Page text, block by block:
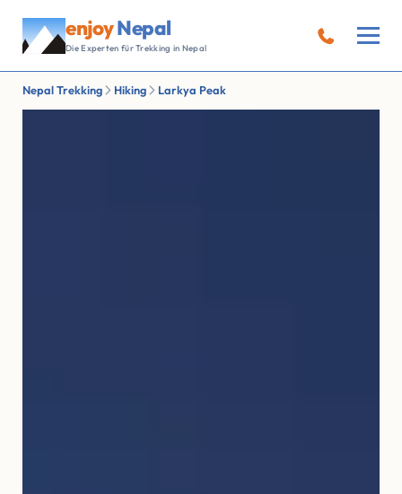
enjoyNepal
Die Experten für Trekking in Nepal
Nepal Trekking Hiking Larkya Peak